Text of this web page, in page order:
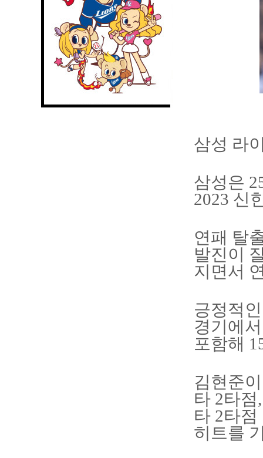
삼성 라
삼성은
2023 신
연패 탈
발진이
지면서
긍정적
경기에
포함해
김현준
타 2타
타 2타
히트를